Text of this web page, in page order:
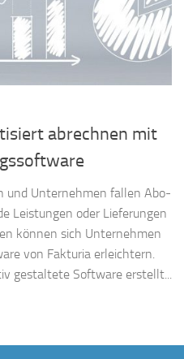
abrechnen mit
und Unternehmen fallen Abo-
Leistungen oder Lieferungen
können sich Unternehmen
von Fakturia erleichtern.
gestaltete Software erstellt...